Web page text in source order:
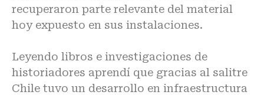
recuperaron parte relevante del material
hoy expuesto en sus instalaciones.
Leyendo libros e investigaciones de
historiadores aprendí que gracias al salitre
Chile tuvo un desarrollo en infraestructura